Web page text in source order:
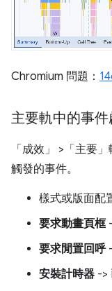
Chromium 問題：
主要軌中的事
「成效」 >「主要」
觸發的事件。
樣式或版面配
要求動畫頁框
要求閒置回呼
安裝計時器 ->